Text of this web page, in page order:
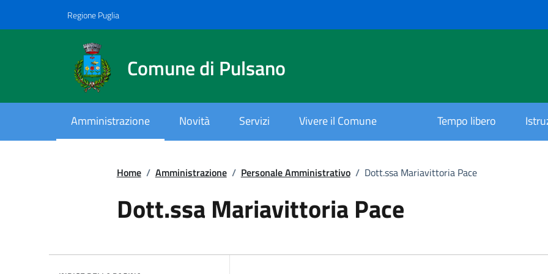
Regione Puglia
Comune di Pulsano
Amministrazione Novità Servizi Vivere il Comune Tempo libero
Home / Amministrazione / Personale Amministrativo / Dott.ssa Mariavittoria Pace
Dott.ssa Mariavittoria Pace.